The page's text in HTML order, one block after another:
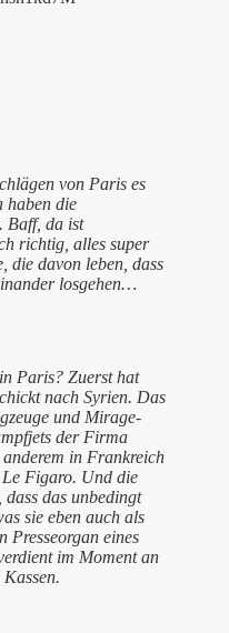
von Paris es
haben die
Baff, da ist
richtig, alles super
die davon leben, dass
losgehen…
Paris? Zuerst hat
nach Syrien. Das
und Mirage-
der Firma
in Frankreich
Le Figaro. Und die
das unbedingt
sie eben auch als
Presseorgan eines
im Moment an